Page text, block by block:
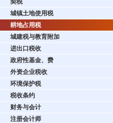
契税
城镇土地使用税
耕地占用税
城建税与教育附加
进出口税收
政府性基金、费
外资企业税收
环境保护税
税收条约
财务与会计
注册会计师